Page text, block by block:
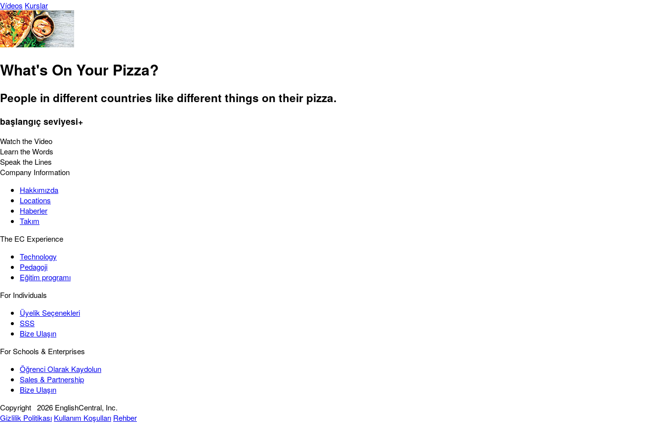
Vídeos Kurslar
What's On Your Pizza?
People in different countries like different things on their pizza.
başlangıç seviyesi+
Watch the Video
Learn the Words
Speak the Lines
Company Information
Hakkımızda
Locations
Haberler
Takım
The EC Experience
Technology
Pedagoji
Eğitim programı
For Individuals
Üyelik Seçenekleri
SSS
Bize Ulaşın
For Schools & Enterprises
Öğrenci Olarak Kaydolun
Sales & Partnership
Bize Ulaşın
Copyright 2026 EnglishCentral, Inc.
Gizlilik Politikası Kullanım Koşulları Rehber